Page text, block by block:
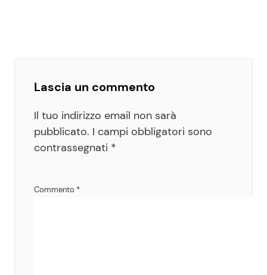
Lascia un commento
Il tuo indirizzo email non sarà
pubblicato. I campi obbligatori sono
contrassegnati *
Commento *